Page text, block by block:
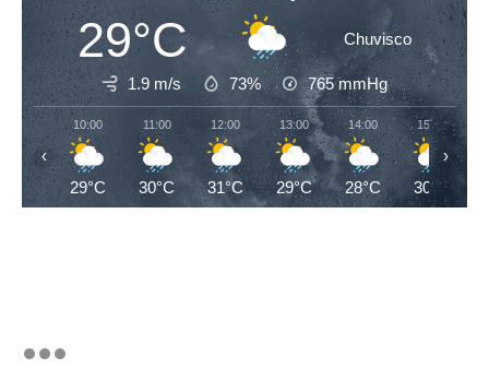
29°C Chuvisco
1.9 m/s 73% 765mmHg
10:00
29°C
11:00
30°C
12:00
31°C
13:00
29°C
14:00
28°C
15:00
30°C
‹ ›